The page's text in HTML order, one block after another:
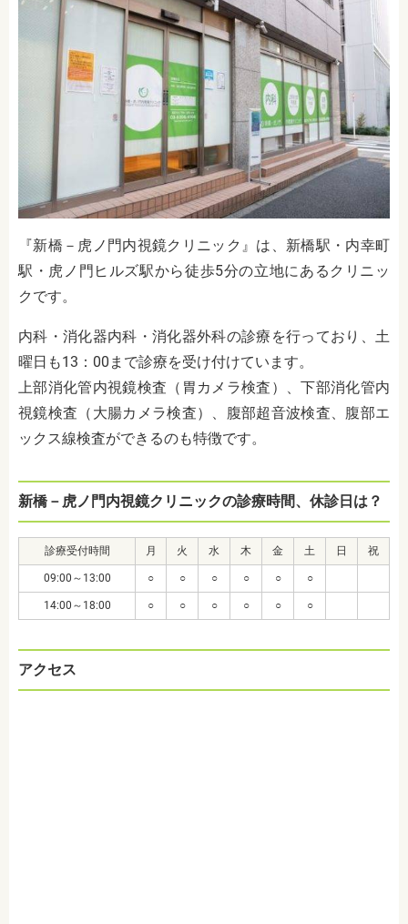
『新橋－虎ノ門内視鏡クリニック』は、新橋駅・内幸町
駅・虎ノ門ヒルズ駅から徒歩5分の立地にあるクリニッ
クです。
内科・消化器内科・消化器外科の診療を行っており、土
曜日も13：00まで診療を受け付けています。
上部消化管内視鏡検査（胃カメラ検査）、下部消化管内
視鏡検査（大腸カメラ検査）、腹部超音波検査、腹部エ
ックス線検査ができるのも特徴です。
新橋－虎ノ門内視鏡クリニックの診療時間、休診日は？
診療受付時間 月 火 水 木 金 土 日 祝
09:00～13:00 ○ ○ ○ ○ ○ ○
14:00～18:00 ○ ○ ○ ○ ○ ○
アクセス